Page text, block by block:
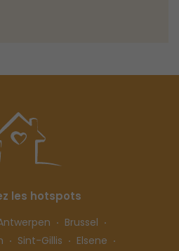
les hotspots
Brussel
Sint-Gillis
Elsene